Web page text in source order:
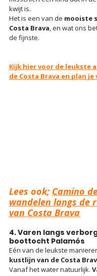
kwijt is.
Het is een van de mooiste
Costa Brava, en wat ons
de fijnste.
Kijk hier voor de leukste
de Costa Brava en plan
Lees ook; Camino
wandelen langs de
van Costa Brava
4. Varen langs
boottocht Palamós
Eén van de leukste
kustlijn van de Costa
Vanaf het water natuurlijk.